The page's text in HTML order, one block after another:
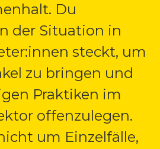
Du
der Situation in
steckt, um
zu bringen und
Praktiken im
offenzulegen.
um Einzelfälle,